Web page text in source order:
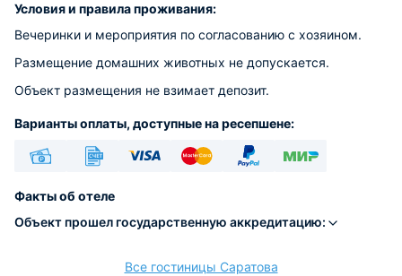
Условия и правила проживания:
Вечеринки и мероприятия по согласованию с хозяином.
Размещение домашних животных не допускается.
Объект размещения не взимает депозит.
Варианты оплаты, доступные на ресепшене:
Факты об отеле
Объект прошел государственную аккредитацию:
Все гостиницы Саратова